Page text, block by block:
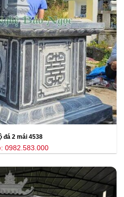
đá 2 mái 4538
0982.583.000